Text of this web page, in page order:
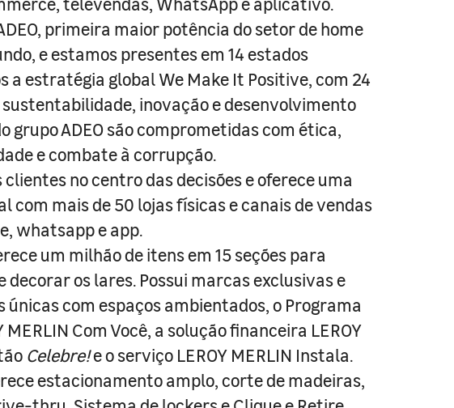
primeira maior potência do setor de home
e estamos presentes em 14 estados
a estratégia global We Make It Positive, com 24
inovação e desenvolvimento
grupo ADEO são comprometidas com ética,
e combate à corrupção.
clientes no centro das decisões e oferece uma
com mais de 50 lojas físicas e canais de vendas
whatsapp e app.
um milhão de itens em 15 seções para
os lares. Possui marcas exclusivas e
únicas com espaços ambientados, o Programa
MERLIN Com Você, a solução financeira LEROY
Celebre!e o serviço LEROY MERLIN Instala.
estacionamento amplo, corte de madeiras,